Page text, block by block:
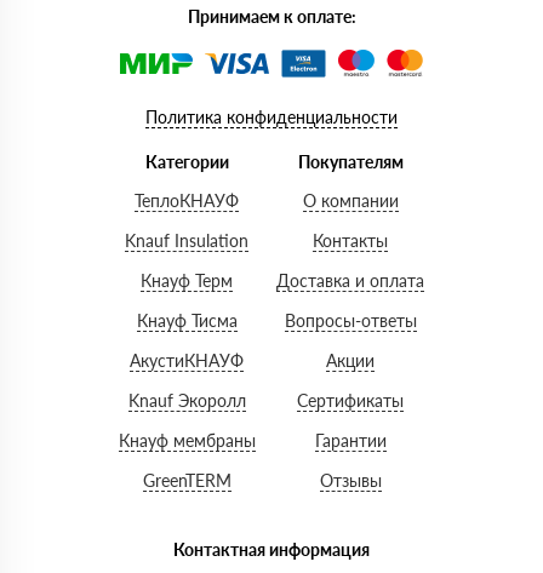
Принимаем к оплате:
Политика конфиденциальности
Категории
ТеплоКНАУФ
Knauf Insulation
Кнауф Терм
Кнауф Тисма
АкустиКНАУФ
Knauf Экоролл
Кнауф мембраны
GreenTERM
Покупателям
О компании
Контакты
Доставка и оплата
Вопросы-ответы
Акции
Сертификаты
Гарантии
Отзывы
Контактная информация